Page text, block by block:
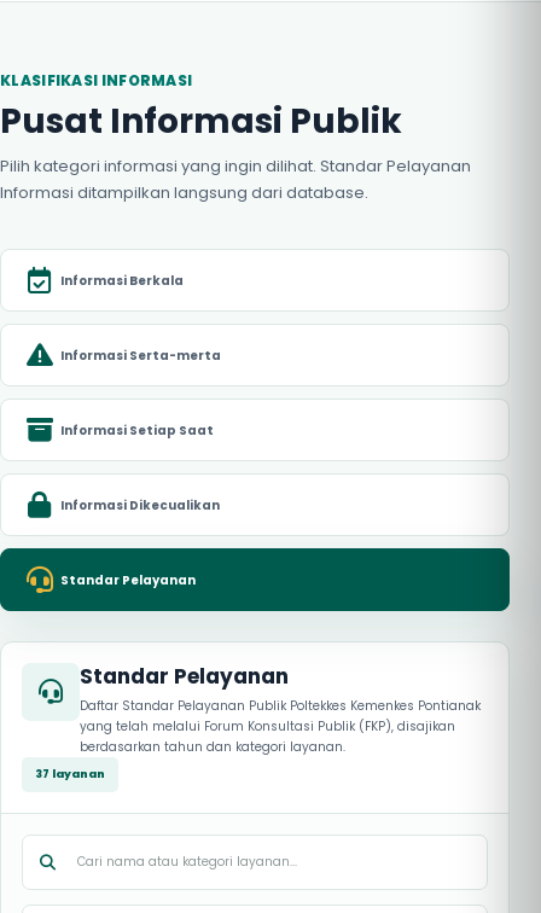
KLASIFIKASI INFORMASI
Pusat Informasi Publik
Pilih kategori informasi yang ingin dilihat. Standar Pelayanan
Informasi ditampilkan langsung dari database.
Informasi Berkala
Informasi Serta-merta
Informasi Setiap Saat
Informasi Dikecualikan
Standar Pelayanan
Standar Pelayanan
Daftar Standar Pelayanan Publik Poltekkes Kemenkes Pontianak
yang telah melalui Forum Konsultasi Publik (FKP), disajikan
berdasarkan tahun dan kategori layanan.
37 layanan